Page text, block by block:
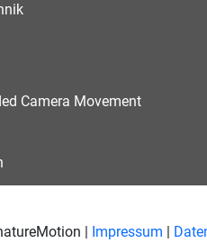
Camera Movement
| Impressum |